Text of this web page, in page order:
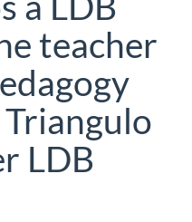
teacher
LDB